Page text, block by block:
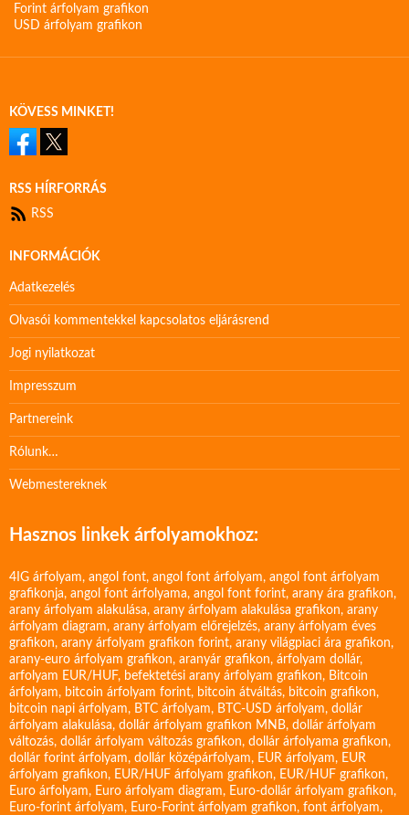
Forint árfolyam grafikon
USD árfolyam grafikon
KÖVESS MINKET!
RSS HÍRFORRÁS
RSS
INFORMÁCIÓK
Adatkezelés
Olvasói kommentekkel kapcsolatos eljárásrend
Jogi nyilatkozat
Impresszum
Partnereink
Rólunk…
Webmestereknek
Hasznos linkek árfolyamokhoz:
4IG árfolyam, angol font, angol font árfolyam, angol font árfolyam
grafikonja, angol font árfolyama, angol font forint, arany ára grafikon,
arany árfolyam alakulása, arany árfolyam alakulása grafikon, arany
árfolyam diagram, arany árfolyam előrejelzés, arany árfolyam éves
grafikon, arany árfolyam grafikon forint, arany világpiaci ára grafikon,
arany-euro árfolyam grafikon, aranyár grafikon, árfolyam dollár,
arfolyam EUR/HUF, befektetési arany árfolyam grafikon, Bitcoin
árfolyam, bitcoin árfolyam forint, bitcoin átváltás, bitcoin grafikon,
bitcoin napi árfolyam, BTC árfolyam, BTC-USD árfolyam, dollár
árfolyam alakulása, dollár árfolyam grafikon MNB, dollár árfolyam
változás, dollár árfolyam változás grafikon, dollár árfolyama grafikon,
dollár forint árfolyam, dollár középárfolyam, EUR árfolyam, EUR
árfolyam grafikon, EUR/HUF árfolyam grafikon, EUR/HUF grafikon,
Euro árfolyam, Euro árfolyam diagram, Euro-dollár árfolyam grafikon,
Euro-forint árfolyam, Euro-Forint árfolyam grafikon, font árfolyam,